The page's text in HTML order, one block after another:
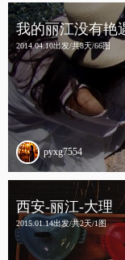
我的丽江没有艳
2014.04.10出发/共8天/66图
pyxg7554
西安-丽江-大理
2015.01.14出发/共2天/1图